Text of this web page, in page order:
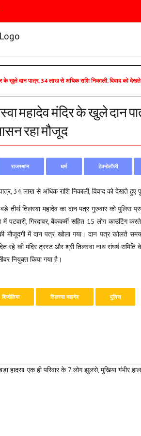
के खुले दान पात्र, 34 लाख से अधिक राशि निकाली, विवाद को
महादेव मंदिर के खुले दान
रहा मौजूद
राजस्थान धर्म टेक्नोलॉजी
तीर्थ तिलस्वा महादेव का दान पत्र गुरुवार को पुलिस
पटवारी, गिरदावर, बैंककर्मी सहित 15 लोग काउंटिंग
मौजूदगी में दान पत्र खोला गया। दान पत्र खोलते
रहे की मंदिर ट्रस्ट और श्री तिलस्वा नाथ संघर्ष
नियुक्त किया गया है।
बिजोलिया तिलस्वा महादेव पुलिस